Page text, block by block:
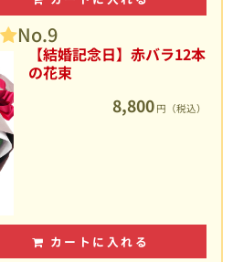
No.9
【結婚記念日】赤バラ12本
の花束
8,800 円（税込）
カートに入れる